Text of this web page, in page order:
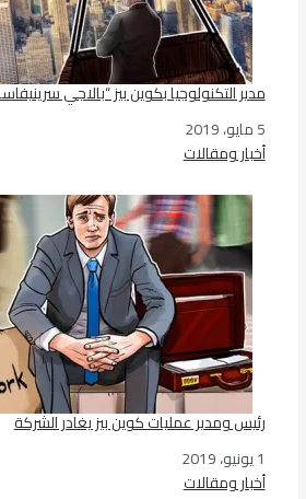
مدير التكنولوجيا بكوين بيز “بالاجي
التاريخ
5 مايو، 2019
في ما يتعلق بما يأتي
أخبار ومقالات
رئيس ومدير عمليات كوين بيز يغادر الشركة
التاريخ1 يونيو، 2019
في ما يتعلق بما يأتي
أخبار ومقالات